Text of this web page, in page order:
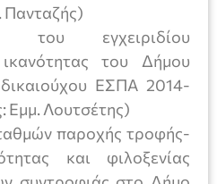
Πανταζής)
του εγχειριδίου
ικανότητας του Δήμου
ΕΣΠΑ 2014-
Εμμ. Λουτσέτης)
παροχής τροφής-
και φιλοξενίας